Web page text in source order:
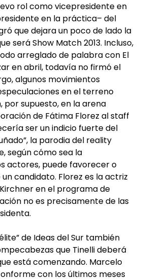
rol como vicepresidente en
en la práctica– del
que dejara un poco de lado la
será Show Match 2013. Incluso,
arreglado de palabra con El
en abril, todavía no firmó el
algunos movimientos
en el terreno
por supuesto, en la arena
de Fátima Florez al staff
ser un indicio fuerte del
la parodia del reality
según cómo sea la
actores, puede favorecer o
candidato. Florez es la actriz
en el programa de
no es precisamente de las
de Ideas del Sur también
que Tinelli deberá
está comenzando. Marcelo
con los últimos meses